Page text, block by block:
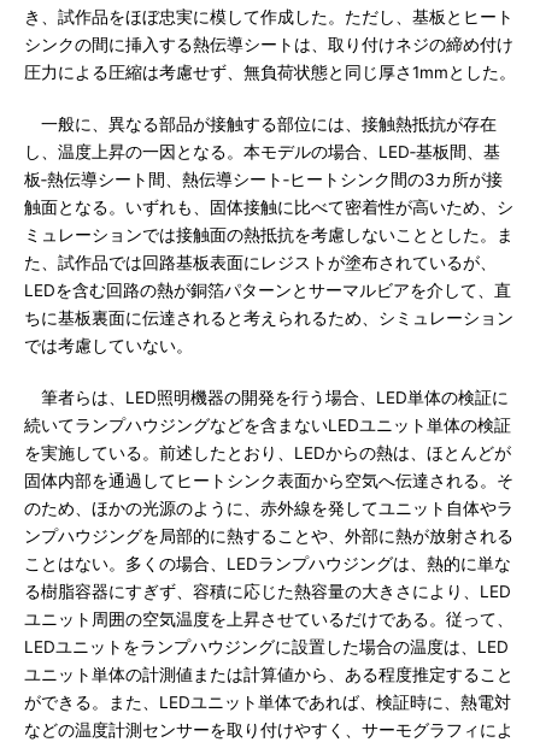
き、試作品をほぼ忠実に模して作成した。ただし、基板とヒート
シンクの間に挿入する熱伝導シートは、取り付けネジの締め付け
圧力による圧縮は考慮せず、無負荷状態と同じ厚さ1mmとした。
一般に、異なる部品が接触する部位には、接触熱抵抗が存在
し、温度上昇の一因となる。本モデルの場合、LED‐基板間、基
板‐熱伝導シート間、熱伝導シート‐ヒートシンク間の3カ所が接
触面となる。いずれも、固体接触に比べて密着性が高いため、シ
ミュレーションでは接触面の熱抵抗を考慮しないこととした。ま
た、試作品では回路基板表面にレジストが塗布されているが、
LEDを含む回路の熱が銅箔パターンとサーマルビアを介して、直
ちに基板裏面に伝達されると考えられるため、シミュレーション
では考慮していない。
筆者らは、LED照明機器の開発を行う場合、LED単体の検証に
続いてランプハウジングなどを含まないLEDユニット単体の検証
を実施している。前述したとおり、LEDからの熱は、ほとんどが
固体内部を通過してヒートシンク表面から空気へ伝達される。そ
のため、ほかの光源のように、赤外線を発してユニット自体やラ
ンプハウジングを局部的に熱することや、外部に熱が放射される
ことはない。多くの場合、LEDランプハウジングは、熱的に単な
る樹脂容器にすぎず、容積に応じた熱容量の大きさにより、LED
ユニット周囲の空気温度を上昇させているだけである。従って、
LEDユニットをランプハウジングに設置した場合の温度は、LED
ユニット単体の計測値または計算値から、ある程度推定すること
ができる。また、LEDユニット単体であれば、検証時に、熱電対
などの温度計測センサーを取り付けやすく、サーモグラフィによ